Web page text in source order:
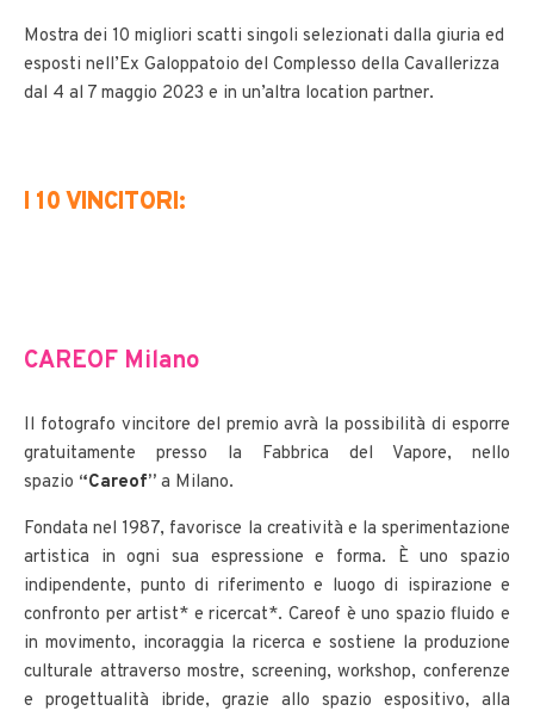
Mostra dei 10 migliori scatti singoli selezionati dalla giuria ed
esposti nell’Ex Galoppatoio del Complesso della Cavallerizza
dal 4 al 7 maggio 2023 e in un’altra location partner.
I 10 VINCITORI:
CAREOF Milano
Il fotografo vincitore del premio avrà la possibilità di esporre
gratuitamente presso la Fabbrica del Vapore, nello
spazio “Careof” a Milano.
Fondata nel 1987, favorisce la creatività e la sperimentazione
artistica in ogni sua espressione e forma. È uno spazio
indipendente, punto di riferimento e luogo di ispirazione e
confronto per artist* e ricercat*. Careof è uno spazio fluido e
in movimento, incoraggia la ricerca e sostiene la produzione
culturale attraverso mostre, screening, workshop, conferenze
e progettualità ibride, grazie allo spazio espositivo, alla